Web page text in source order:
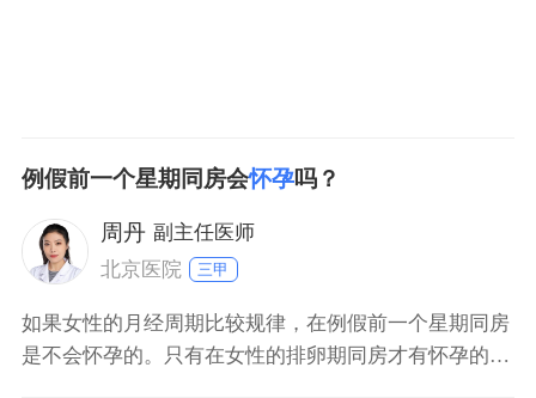
例假前一个星期同房会怀孕吗？
周丹 副主任医师
北京医院
三甲
如果女性的月经周期比较规律，在例假前一个星期同房
是不会怀孕的。只有在女性的排卵期同房才有怀孕的可